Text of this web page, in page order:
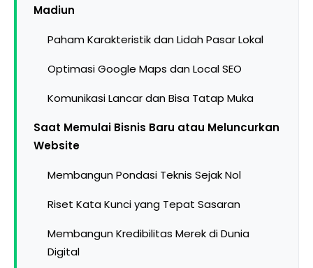
Madiun
Paham Karakteristik dan Lidah Pasar Lokal
Optimasi Google Maps dan Local SEO
Komunikasi Lancar dan Bisa Tatap Muka
Saat Memulai Bisnis Baru atau Meluncurkan
Website
Membangun Pondasi Teknis Sejak Nol
Riset Kata Kunci yang Tepat Sasaran
Membangun Kredibilitas Merek di Dunia
Digital